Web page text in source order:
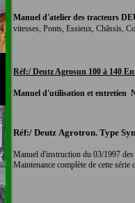
Manuel d'atelier des tracteurs
vitesses, Ponts, Essieux, Châssis,
Réf:/ Deutz Agrosun 100 à 140
Manuel d'utilisation et entretien
Réf:/ Deutz Agrotron. Type
Manuel d'instruction du 03/1997
Maintenance complète de cette série